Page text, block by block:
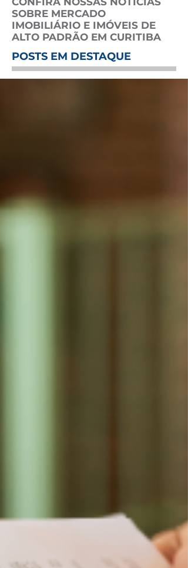
SOBRE MERCADO
IMOBILIÁRIO E IMÓVEIS DE
ALTO PADRÃO EM CURITIBA
POSTS EM DESTAQUE